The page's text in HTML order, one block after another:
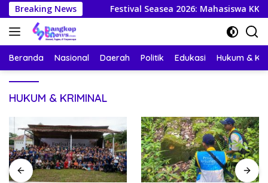
Langsung
ke
konten
Breaking NewsFestival Seasea 2026: Mahasiswa KKN-PPM
Beranda Nasional Daerah Politik Edukasi Hukum &
HUKUM & KRIMINAL